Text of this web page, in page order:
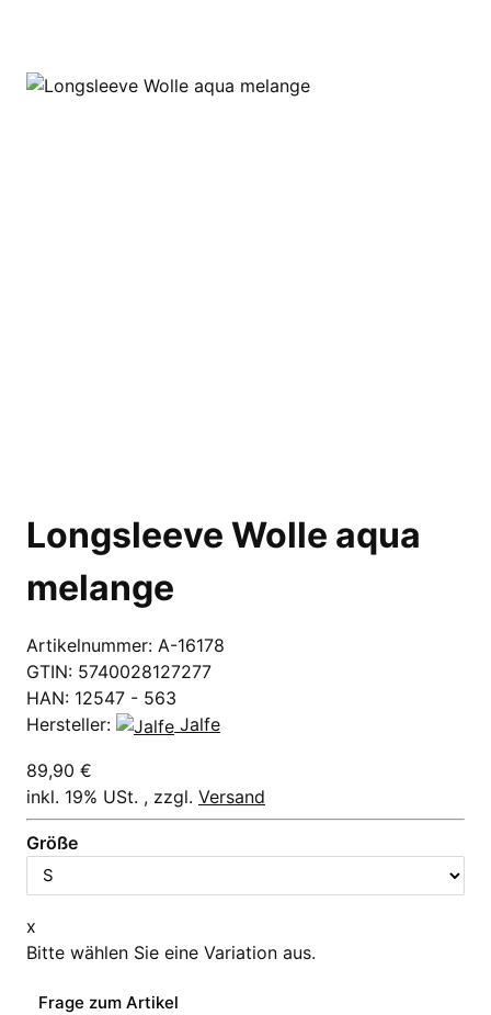
Longsleeve Wolle aqua
melange
Artikelnummer: A-16178
GTIN: 5740028127277
HAN: 12547 - 563
Hersteller:
Jalfe
89,90 €
inkl. 19% USt. , zzgl. Versand
Größe
x
Bitte wählen Sie eine Variation aus.
Frage zum Artikel